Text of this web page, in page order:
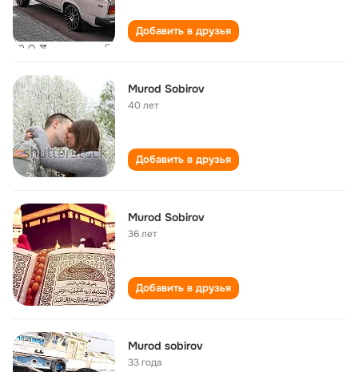
Добавить в друзья
Murod Sobirov
40 лет
Добавить в друзья
Murod Sobirov
36 лет
Добавить в друзья
Murod sobirov
33 года